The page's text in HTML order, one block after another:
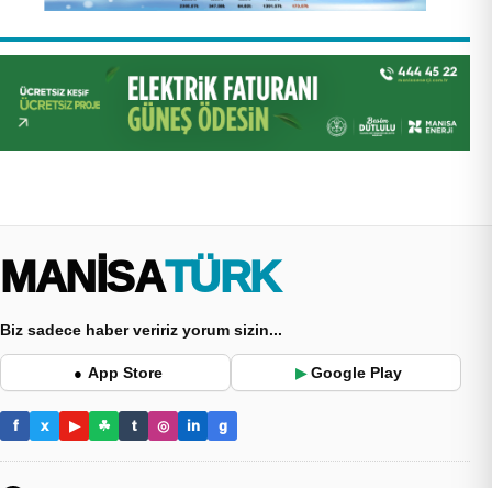
MANİSA TÜRK
Biz sadece haber veririz yorum sizin...
● App Store ▶ Google Play
f x ▶ ☘ t ◎ in g